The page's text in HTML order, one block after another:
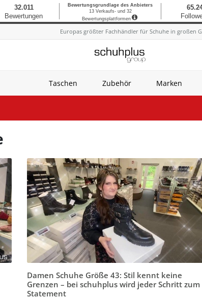
Europas größter Fachhändler für Schuhe in großen
Taschen Zubehör Marken
Damen Schuhe Größe 43: Stil kennt keine
Grenzen – bei schuhplus wird jeder Schritt zum
Statement